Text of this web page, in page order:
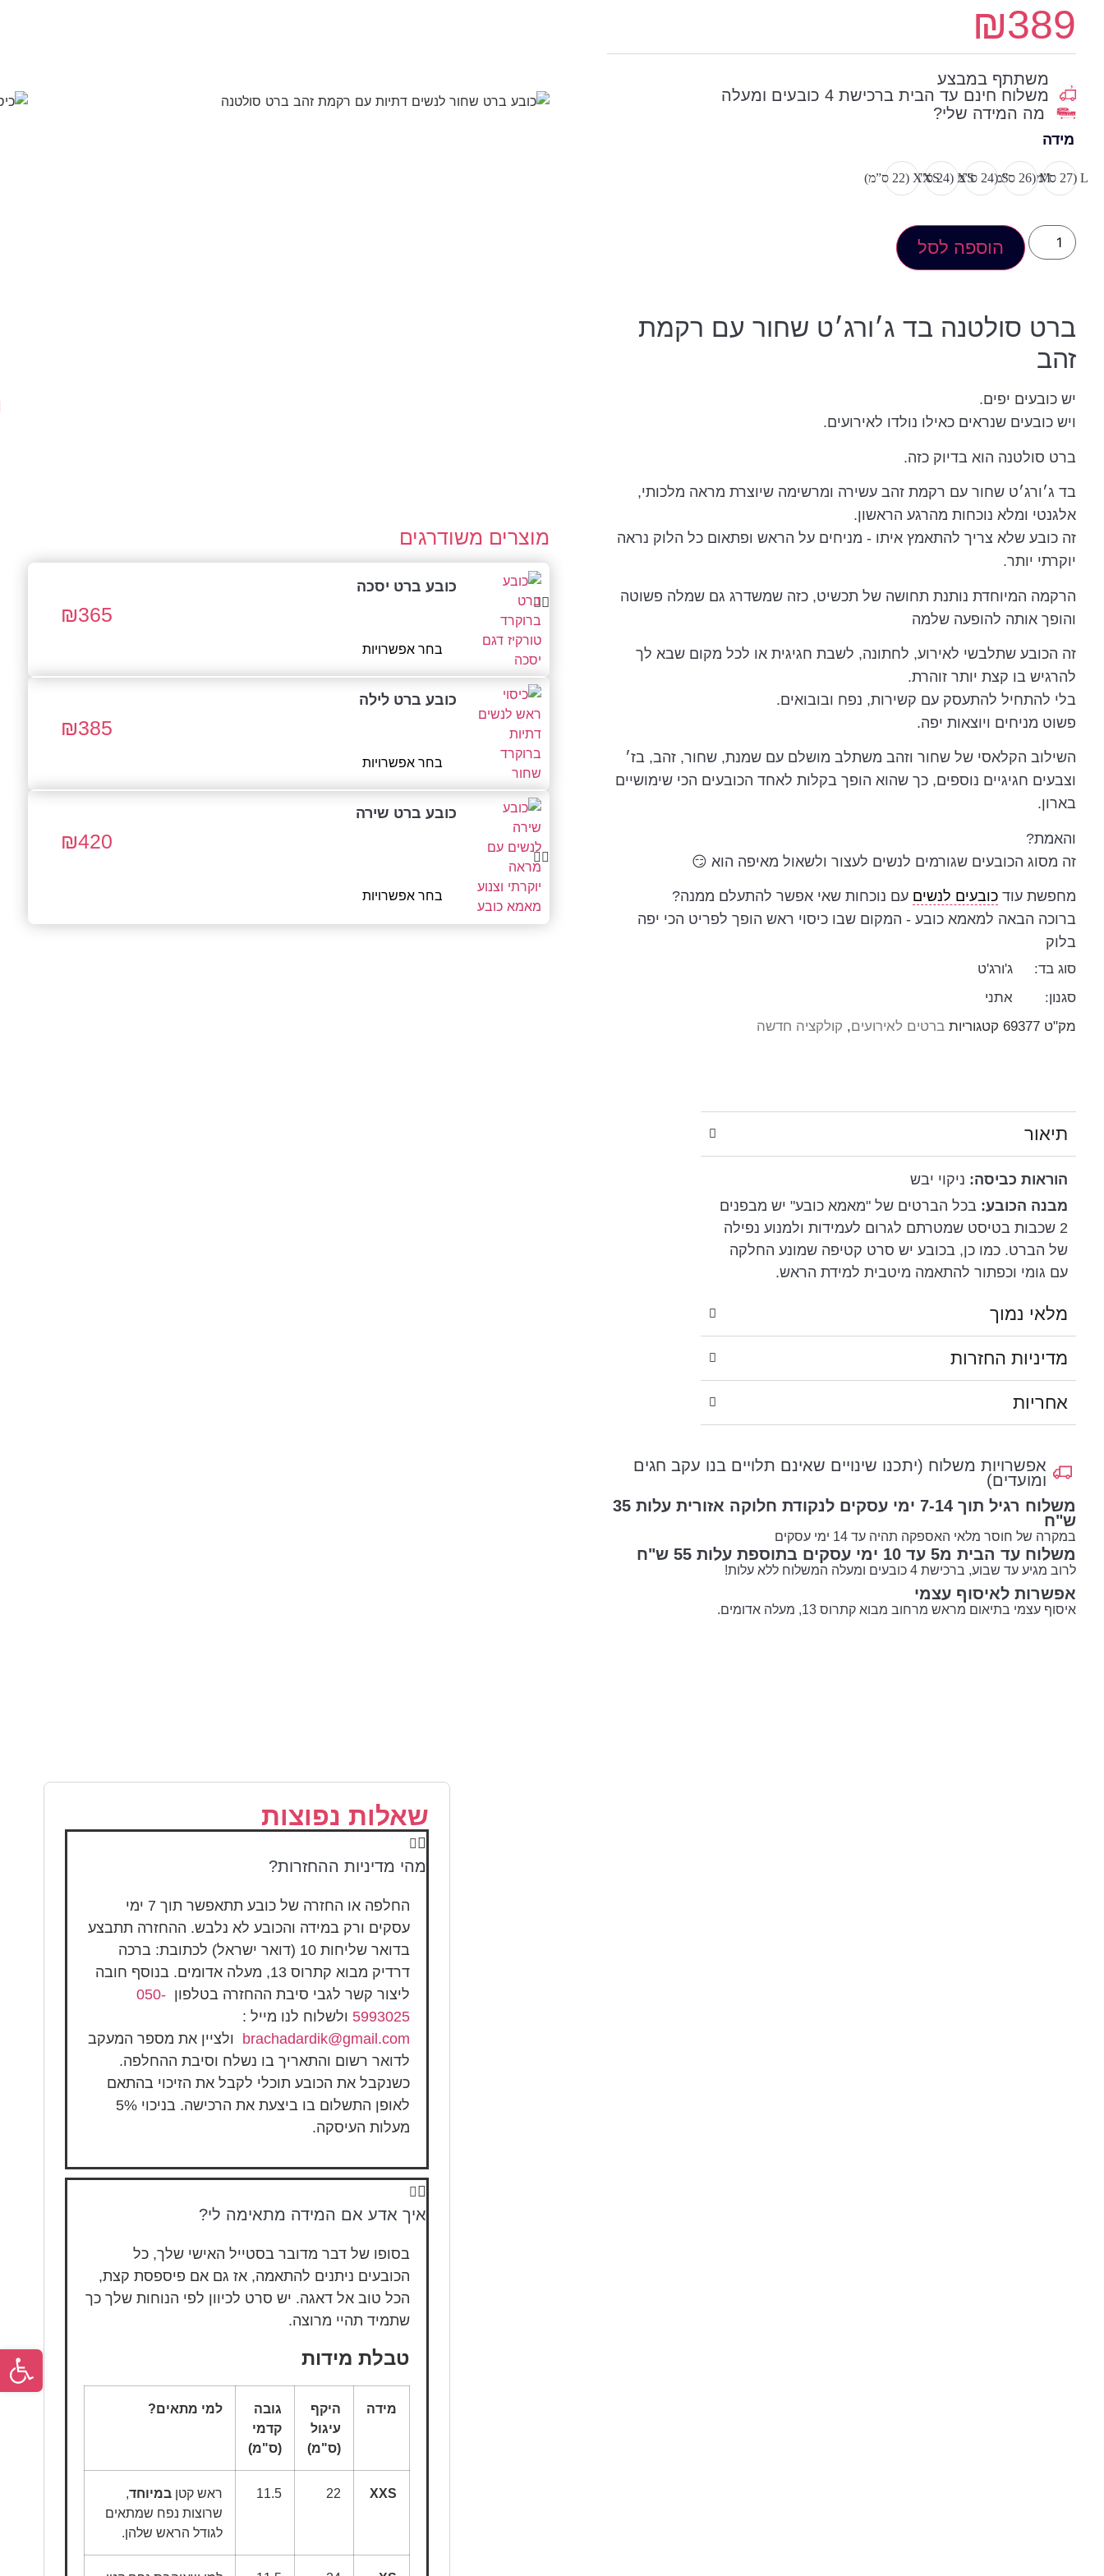
₪389
משתתף במבצע
משלוח חינם עד הבית ברכישת 4 כובעים ומעלה
מה המידה שלי?
מידה
L (27 ס”מ) M (26 ס”מ) S (24 ס”מ) XS (24 ס"מ) XXS (22 ס”מ)
הוספה לסל
ברט סולטנה בד ג׳ורג׳ט שחור עם רקמת
זהב
יש כובעים יפים.
ויש כובעים שנראים כאילו נולדו לאירועים.
ברט סולטנה הוא בדיוק כזה.
בד ג׳ורג׳ט שחור עם רקמת זהב עשירה ומרשימה שיוצרת מראה מלכותי,
אלגנטי ומלא נוכחות מהרגע הראשון.
זה כובע שלא צריך להתאמץ איתו - מניחים על הראש ופתאום כל הלוק נראה
יוקרתי יותר.
הרקמה המיוחדת נותנת תחושה של תכשיט, כזה שמשדרג גם שמלה פשוטה
והופך אותה להופעה שלמה
זה הכובע שתלבשי לאירוע, לחתונה, לשבת חגיגית או לכל מקום שבא לך
להרגיש בו קצת יותר זוהרת.
בלי להתחיל להתעסק עם קשירות, נפח ובובואים.
פשוט מניחים ויוצאות יפה.
השילוב הקלאסי של שחור וזהב משתלב מושלם עם שמנת, שחור, זהב, בז׳
וצבעים חגיגיים נוספים, כך שהוא הופך בקלות לאחד הכובעים הכי שימושיים
בארון.
והאמת?
זה מסוג הכובעים שגורמים לנשים לעצור ולשאול מאיפה הוא 😏
מחפשת עוד כובעים לנשים עם נוכחות שאי אפשר להתעלם ממנה?
ברוכה הבאה למאמא כובע - המקום שבו כיסוי ראש הופך לפריט הכי יפה
בלוק
סוג בד:
ג'ורג'ט
סגנון:
אתני
מק"ט 69377 קטגוריות ברטים לאירועים, קולקציה חדשה
תיאור
הוראות כביסה: ניקוי יבש
מבנה הכובע: בכל הברטים של "מאמא כובע" יש מבפנים
2 שכבות בטיסט שמטרתם לגרום לעמידות ולמנוע נפילה
של הברט. כמו כן, בכובע יש סרט קטיפה שמונע החלקה
עם גומי וכפתור להתאמה מיטבית למידת הראש.
מלאי נמוך
מדיניות החזרות
אחריות
אפשרויות משלוח (יתכנו שינויים שאינם תלויים בנו עקב חגים
ומועדים)
משלוח רגיל תוך 7-14 ימי עסקים לנקודת חלוקה אזורית עלות 35
ש"ח
במקרה של חוסר מלאי האספקה תהיה עד 14 ימי עסקים
משלוח עד הבית מ5 עד 10 ימי עסקים בתוספת עלות 55 ש"ח
לרוב מגיע עד שבוע, ברכישת 4 כובעים ומעלה המשלוח ללא עלות!
אפשרות לאיסוף עצמי
איסוף עצמי בתיאום מראש מרחוב מבוא קתרוס 13, מעלה אדומים.
מוצרים משודרגים
כובע ברט יסכה
₪365
בחר אפשרויות
כובע ברט לילה
₪385
בחר אפשרויות
כובע ברט שירה
₪420
בחר אפשרויות
שאלות נפוצות
מהי מדיניות ההחזרות?
החלפה או החזרה של כובע תתאפשר תוך 7 ימי
עסקים ורק במידה והכובע לא נלבש. ההחזרה תתבצע
בדואר שליחות 10 (דואר ישראל) לכתובת: ברכה
דרדיק מבוא קתרוס 13, מעלה אדומים. בנוסף חובה
ליצור קשר לגבי סיבת ההחזרה בטלפון050-
5993025 ולשלוח לנו מייל :
brachadardik@gmail.com ולציין את מספר המעקב
לדואר רשום והתאריך בו נשלח וסיבת ההחלפה.
כשנקבל את הכובע תוכלי לקבל את הזיכוי בהתאם
לאופן התשלום בו ביצעת את הרכישה. בניכוי 5%
מעלות העיסקה.
איך אדע אם המידה מתאימה לי?
בסופו של דבר מדובר בסטייל האישי שלך, כל
הכובעים ניתנים להתאמה, אז גם אם פיספסת קצת,
הכל טוב אל דאגה. יש סרט לכיוון לפי הנוחות שלך כך
שתמיד תהיי מרוצה.
טבלת מידות
מידה
היקף
עיגול
(ס"מ)
גובה
קדמי
(ס"מ)
למי מתאים?
XXS
22
11.5 ראש קטןבמיוחד,
שרוצות נפח שמתאים
לגודל הראש שלהן.
פתח